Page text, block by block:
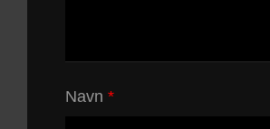
Navn *